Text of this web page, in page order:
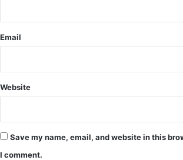
Email
Website
Save my name, email, and website in this
I comment.